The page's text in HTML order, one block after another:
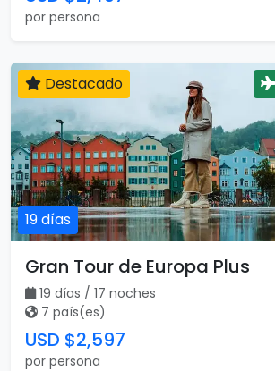
por persona
19 días
Destacado
Gran Tour de Europa Plus
19 días / 17 noches
7 país(es)
USD $2,597
por persona